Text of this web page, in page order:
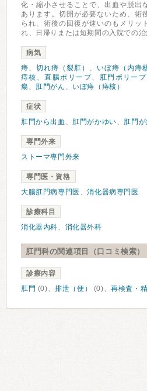
化・縮小させることで、出血や脱出
あります。切開が必要ないため、術
られ、術後の回復が速いのもメリッ
れ、日帰りまたは短期間の入院での治
病気
痔、 切れ痔（裂肛） 、 いぼ痔（内痔
痔核 、直腸ポリープ、 肛門ポリープ
瘍、 肛門がん 、 いぼ痔（痔核）
症状
肛門から出血 、 肛門がかゆい、 肛門
専門外来
ストーマ専門外来
専門医・資格
大腸肛門病専門医 、消化器病専門医
診療科目
消化器内科、 消化器外科
肛門科の関連項目（口コミ検索）
診療内容
肛門 (0)、排泄（便） (0)、再検査・